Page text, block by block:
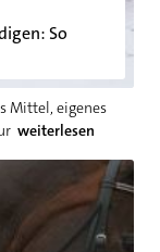
So
Mittel, eigenes
weiterlesen
Rendite?